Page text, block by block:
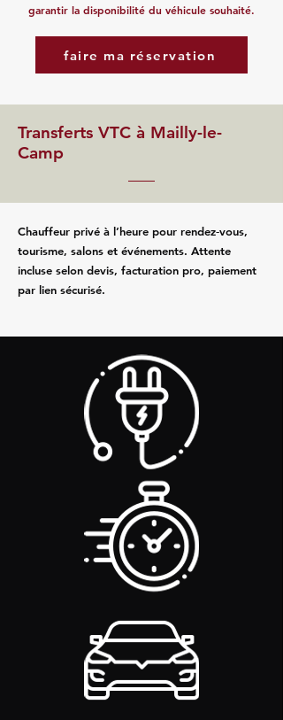
garantir la disponibilité du véhicule souhaité.
faire ma réservation
Transferts VTC à Mailly-le-
Camp
Chauffeur privé à l’heure pour rendez‑vous,
tourisme, salons et événements. Attente
incluse selon devis, facturation pro, paiement
par lien sécurisé.